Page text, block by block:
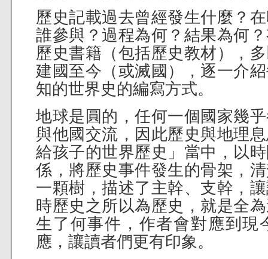
歷史記載過去曾經發生什麼？
誰參與？過程為何？結果為何
歷史書籍（包括歷史教材），
建國至今（或滅國），逐一介
知的世界史的編寫方式。
地球是圓的，任何一個國家幾
與他國交流，因此歷史與地理
給孩子的世界歷史」當中，以
係，將歷史事件發生的骨架，
一顆樹，描述了主幹、支幹，
時歷史之所以為歷史，就是全
生了何事件，作者會對應到現
應，讓讀者們更有印象。